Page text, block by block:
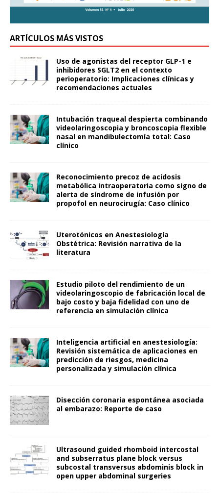
ARTÍCULOS MÁS VISTOS
Uso de agonistas del receptor GLP-1 e
inhibidores SGLT2 en el contexto
perioperatorio: Implicaciones clínicas y
recomendaciones actuales
Intubación traqueal despierta combinando
videolaringoscopia y broncoscopia flexible
nasal en mandibulectomía total: Caso
clínico
Reconocimiento precoz de acidosis
metabólica intraoperatoria como signo de
alerta de síndrome de infusión por
propofol en neurocirugía: Caso clínico
Uterotónicos en Anestesiología
Obstétrica: Revisión narrativa de la
literatura
Estudio piloto del rendimiento de un
videolaringoscopio de fabricación local de
bajo costo y baja fidelidad con uno de
referencia en simulación clínica
Inteligencia artificial en anestesiología:
Revisión sistemática de aplicaciones en
predicción de riesgos, medicina
personalizada y simulación clínica
Disección coronaria espontánea asociada
al embarazo: Reporte de caso
Ultrasound guided rhomboid intercostal
and subserratus plane block versus
subcostal transversus abdominis block in
open upper abdominal surgeries